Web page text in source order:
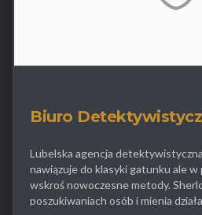
Biuro
Lubelska agencja
nawiązuje do klasyki gatunku ale
wskroś nowoczesne metody.
poszukiwaniach osób i mienia